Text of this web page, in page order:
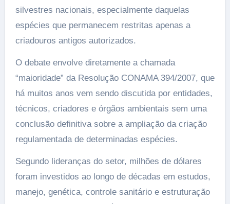
silvestres nacionais, especialmente daquelas
espécies que permanecem restritas apenas a
criadouros antigos autorizados.
O debate envolve diretamente a chamada
“maioridade” da Resolução CONAMA 394/2007, que
há muitos anos vem sendo discutida por entidades,
técnicos, criadores e órgãos ambientais sem uma
conclusão definitiva sobre a ampliação da criação
regulamentada de determinadas espécies.
Segundo lideranças do setor, milhões de dólares
foram investidos ao longo de décadas em estudos,
manejo, genética, controle sanitário e estruturação